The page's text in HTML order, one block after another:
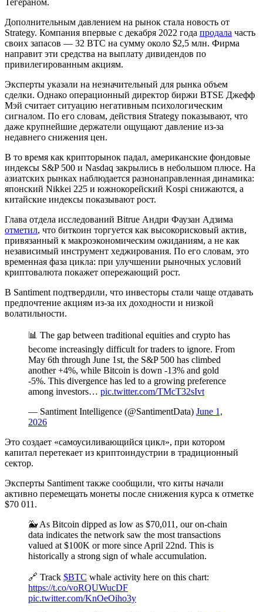
Дополнительным давлением на рынок стала новость от
Strategy. Компания впервые с декабря 2022 года продала часть
своих запасов — 32 BTC на сумму около $2,5 млн. Фирма
направит эти средства на выплату дивидендов по
привилегированным акциям.
Эксперты указали на незначительный для рынка объем
сделки. Однако операционный директор биржи BTSE Джефф
Мэй считает ситуацию негативным психологическим
сигналом. По его словам, действия Strategy показывают, что
даже крупнейшие держатели ощущают давление из-за
недавнего снижения цен.
В то время как крипторынок падал, американские фондовые
индексы S&P 500 и Nasdaq закрылись в небольшом плюсе. На
азиатских рынках наблюдается разнонаправленная динамика:
японский Nikkei 225 и южнокорейский Kospi снижаются, а
китайские индексы показывают рост.
Глава отдела исследований Bitrue Андри Фаузан Адзима
отметил, что биткоин торгуется как высокорисковый актив,
привязанный к макроэкономическим ожиданиям, а не как
независимый инструмент хеджирования. По его словам, это
временная фаза цикла: при улучшении рыночных условий
криптовалюта покажет опережающий рост.
В Santiment подтвердили, что инвесторы стали чаще отдавать
предпочтение акциям из-за их доходности и низкой
волатильности.
📊 The gap between traditional equities and crypto has
become increasingly difficult for traders to ignore. From
May 6th through June 1st, the S&P 500 has climbed
another +4%, while Bitcoin is down -13% and gold
-5%. This divergence has led to a growing preference
among investors… pic.twitter.com/TMcT32sIvt
— Santiment Intelligence (@SantimentData) June 1,
2026
Это создает «самоусиливающийся цикл», при котором
капитал перетекает из криптоиндустрии в традиционный
сектор.
Эксперты Santiment также сообщили, что киты начали
активно перемещать монеты после снижения курса к отметке
$70 011.
🐳 As Bitcoin dipped as low as $70,011, our on-chain
data indicates the network saw the most transactions
valued at $100K or more since April 22nd. This is
historically a strong sign of whale accumulation.
🔗 Track $BTC whale activity here on this chart:
https://t.co/voRQUWucDF
pic.twitter.com/KnOeOiho3y